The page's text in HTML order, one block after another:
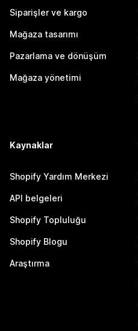
Siparişler ve kargo
Mağaza tasarımı
Pazarlama ve dönüşüm
Mağaza yönetimi
Kaynaklar
Shopify Yardım Merkezi
API belgeleri
Shopify Topluluğu
Shopify Blogu
Araştırma